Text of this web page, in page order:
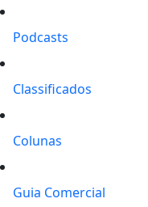
Podcasts
Classificados
Colunas
Guia Comercial